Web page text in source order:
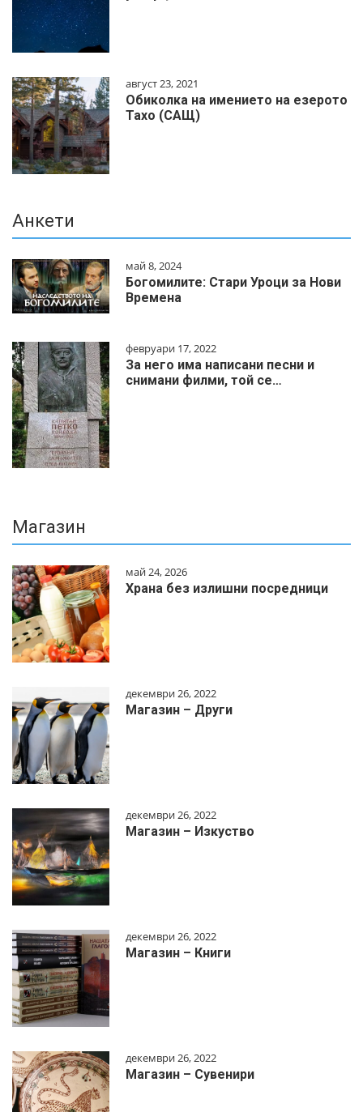
август 23, 2021
Обиколка на имението на езерото
Тахо (САЩ)
Анкети
май 8, 2024
Богомилите: Стари Уроци за Нови
Времена
февруари 17, 2022
За него има написани песни и
снимани филми, той се…
Магазин
май 24, 2026
Храна без излишни посредници
декември 26, 2022
Магазин – Други
декември 26, 2022
Магазин – Изкуство
декември 26, 2022
Магазин – Книги
декември 26, 2022
Магазин – Сувенири